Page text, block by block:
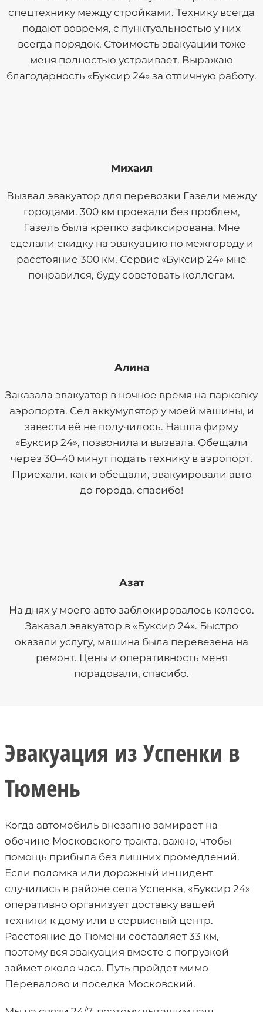
спецтехнику между стройками. Технику всегда
подают вовремя, с пунктуальностью у них
всегда порядок. Стоимость эвакуации тоже
меня полностью устраивает. Выражаю
благодарность «Буксир 24» за отличную работу.
Михаил
Вызвал эвакуатор для перевозки Газели между
городами. 300 км проехали без проблем,
Газель была крепко зафиксирована. Мне
сделали скидку на эвакуацию по межгороду и
расстояние 300 км. Сервис «Буксир 24» мне
понравился, буду советовать коллегам.
Алина
Заказала эвакуатор в ночное время на парковку
аэропорта. Сел аккумулятор у моей машины, и
завести её не получилось. Нашла фирму
«Буксир 24», позвонила и вызвала. Обещали
через 30–40 минут подать технику в аэропорт.
Приехали, как и обещали, эвакуировали авто
до города, спасибо!
Азат
На днях у моего авто заблокировалось колесо.
Заказал эвакуатор в «Буксир 24». Быстро
оказали услугу, машина была перевезена на
ремонт. Цены и оперативность меня
порадовали, спасибо.
Эвакуация из Успенки в
Тюмень
Когда автомобиль внезапно замирает на
обочине Московского тракта, важно, чтобы
помощь прибыла без лишних промедлений.
Если поломка или дорожный инцидент
случились в районе села Успенка, «Буксир 24»
оперативно организует доставку вашей
техники к дому или в сервисный центр.
Расстояние до Тюмени составляет 33 км,
поэтому вся эвакуация вместе с погрузкой
займет около часа. Путь пройдет мимо
Перевалово и поселка Московский.